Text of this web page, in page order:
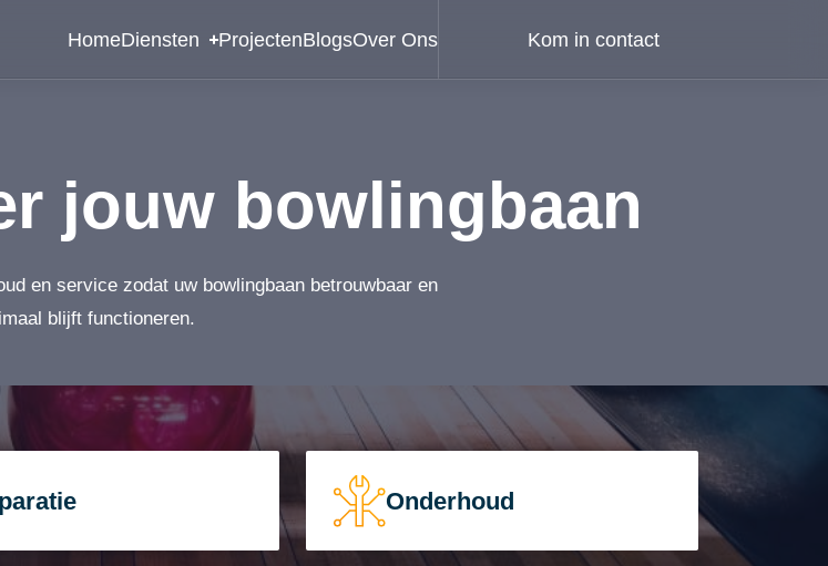
HomeDiensten ProjectenBlogsOver Ons Kom in contact
jouw bowlingbaan
en service zodat uw bowlingbaan betrouwbaar en
blijft functioneren.
Onderhoud